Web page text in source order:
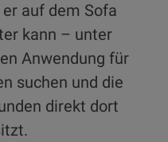
auf dem Sofa
kann – unter
Anwendung für
suchen und die
direkt dort